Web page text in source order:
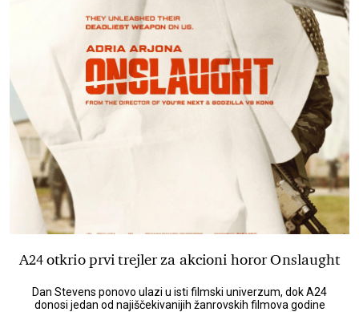
A24 otkrio prvi trejler za akcioni horor Onslaught
Dan Stevens ponovo ulazi u isti filmski univerzum, dok A24
donosi jedan od najiščekivanijih žanrovskih filmova godine